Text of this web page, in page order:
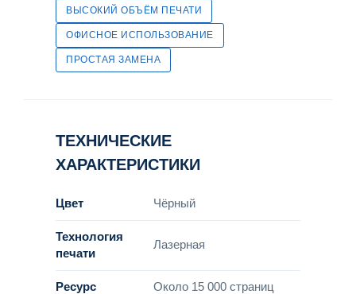
ВЫСОКИЙ ОБЪЁМ ПЕЧАТИ
ОФИСНОЕ ИСПОЛЬЗОВАНИЕ
ПРОСТАЯ ЗАМЕНА
ТЕХНИЧЕСКИЕ
ХАРАКТЕРИСТИКИ
Цвет Чёрный
Технология
печати
Лазерная
Ресурс Около 15 000 страниц